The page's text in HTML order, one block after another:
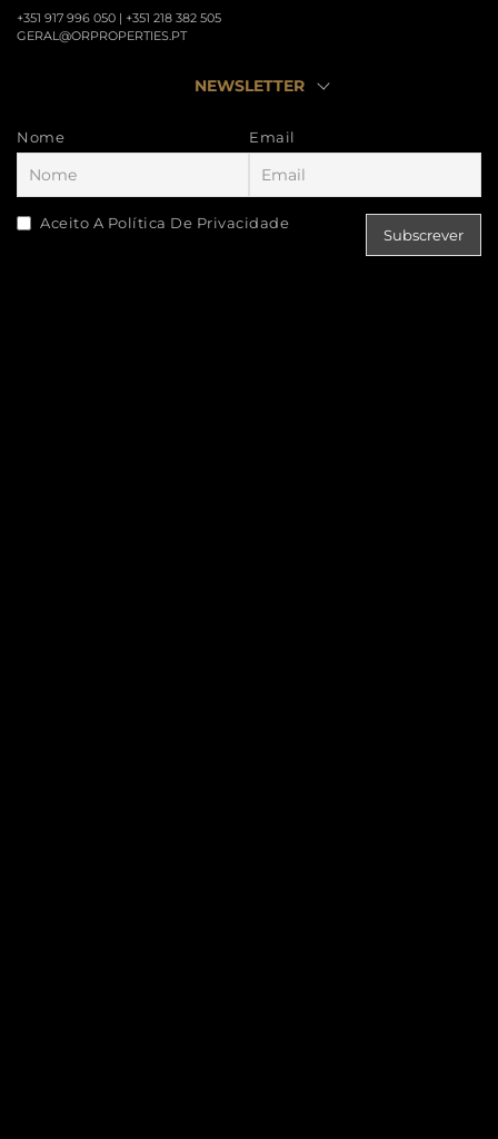
+351 917 996 050 | +351 218 382 505
GERAL@ORPROPERTIES.PT
NEWSLETTER
Nome Email
Aceito A Política De Privacidade